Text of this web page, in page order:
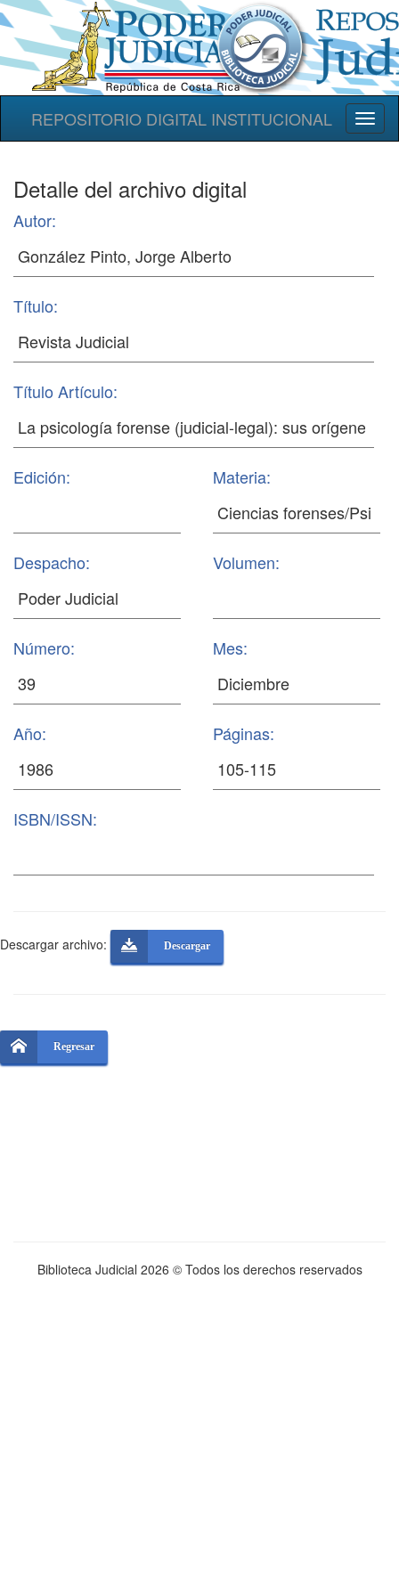
REPOSITORIO DIGITAL INSTITUCIONAL
Detalle del archivo digital
Autor:
Título:
Título Artículo:
Edición: Materia:
Despacho: Volumen:
Número: Mes:
Año: Páginas:
ISBN/ISSN:
Descargar archivo: Descargar
Regresar
Biblioteca Judicial 2026 © Todos los derechos reservados